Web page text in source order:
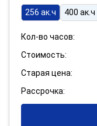
256 ак.ч
400 ак.ч
Кол-во часов:
Стоимость:
Старая цена:
Рассрочка: